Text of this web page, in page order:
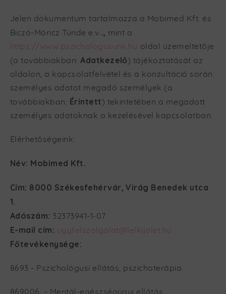
Jelen dokumentum tartalmazza a Mobimed Kft. és
Biczó-Móricz Tünde e.v.., mint a
https://www.pszichologusunk.hu oldal üzemeltetője
(a továbbiakban: Adatkezelő) tájékoztatását az
oldalon, a kapcsolatfelvétel és a konzultáció során
személyes adatot megadó személyek (a
továbbiakban: Érintett) tekintetében a megadott
személyes adatoknak a kezelésével kapcsolatban.
Elérhetőségeink:
Név: Mobimed Kft.
Cím: 8000 Székesfehérvár, Virág Benedek utca
1.
Adószám: 32373941-1-07
E-mail cím: ugyfelszolgalat@lelkijolet.hu
Főtevékenysége:
8693 - Pszichológusi ellátás, pszichoterápia
869006 - Mentál-egészségügyi ellátás